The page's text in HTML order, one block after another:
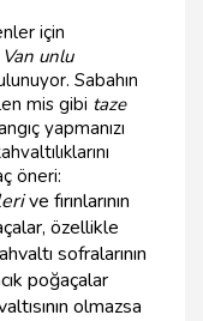
için
Van unlu
Sabahın
mis gibi taze
yapmanızı
öneri:
ve fırınlarının
özellikle
sofralarının
poğaçalar
olmazsa